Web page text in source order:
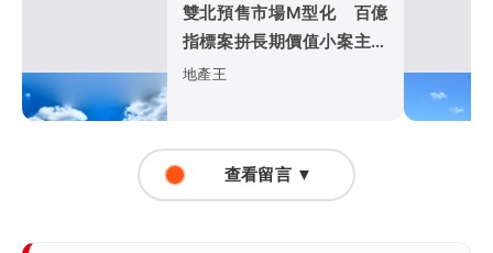
雙北預售市場M型化 百億
指標案拚長期價值小案主打
低首付搶首購
地產王
查看留言 ▼